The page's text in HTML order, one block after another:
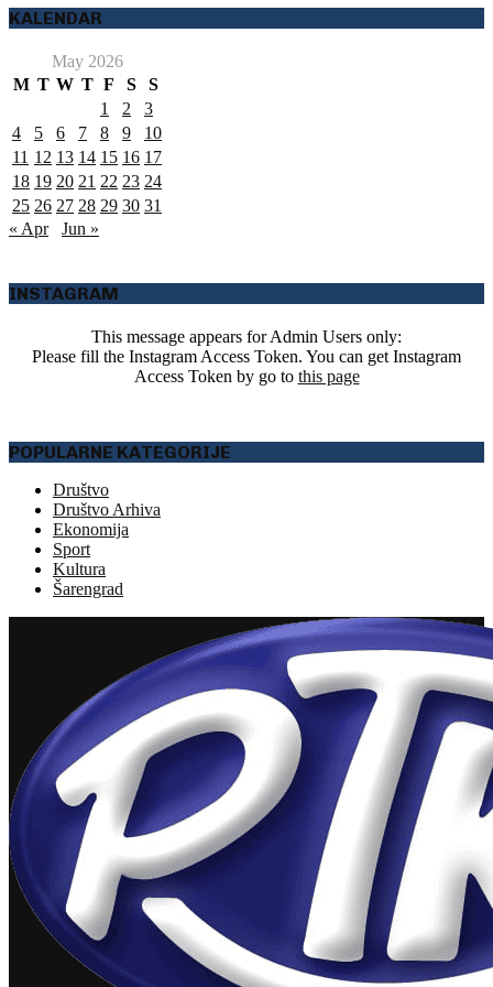
KALENDAR
May 2026
M T W T F S
S
1
2
3
4
5 6 7 8 9
10
11 12 13 14 15 16 17
18 19 20 21 22 23 24
25 26 27 28 29 30 31
« Apr
Jun »
INSTAGRAM
This message appears for Admin Users only:
Please fill the Instagram Access Token. You can get Instagram
Access Token by go to this page
POPULARNE KATEGORIJE
Društvo
Društvo Arhiva
Ekonomija
Sport
Kultura
Šarengrad